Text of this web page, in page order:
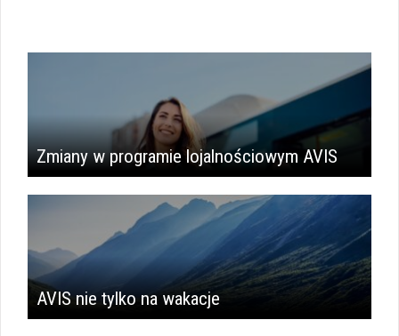
Zmiany w programie lojalnościowym AVIS
AVIS nie tylko na wakacje